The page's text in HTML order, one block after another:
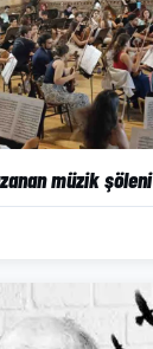
müzik şöleni